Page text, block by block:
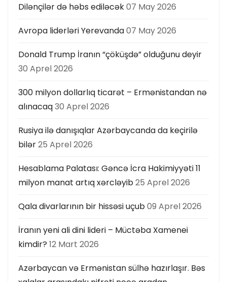
Dilənçilər də həbs ediləcək07 May 2026
Avropa liderləri Yerevanda07 May 2026
Donald Trump İranın “çöküşdə” olduğunu deyir
30 Aprel 2026
300 milyon dollarlıq ticarət – Ermənistandan nə
alınacaq30 Aprel 2026
Rusiya ilə danışıqlar Azərbaycanda da keçirilə
bilər25 Aprel 2026
Hesablama Palatası: Gəncə İcra Hakimiyyəti 11
milyon manat artıq xərcləyib25 Aprel 2026
Qala divarlarının bir hissəsi uçub09 Aprel 2026
İranın yeni ali dini lideri – Müctəba Xamenei
kimdir? 12 Mart 2026
Azərbaycan və Ermənistan sülhə hazırlaşır. Bəs